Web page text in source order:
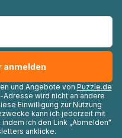
und Angebote von Puzzle.de
wird nicht an andere
Einwilligung zur Nutzung
kann ich jederzeit mit
ich den Link „Abmelden"
anklicke.